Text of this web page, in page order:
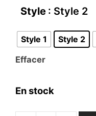
Style : Style 2
Style 1 Style 2
Effacer
En stock